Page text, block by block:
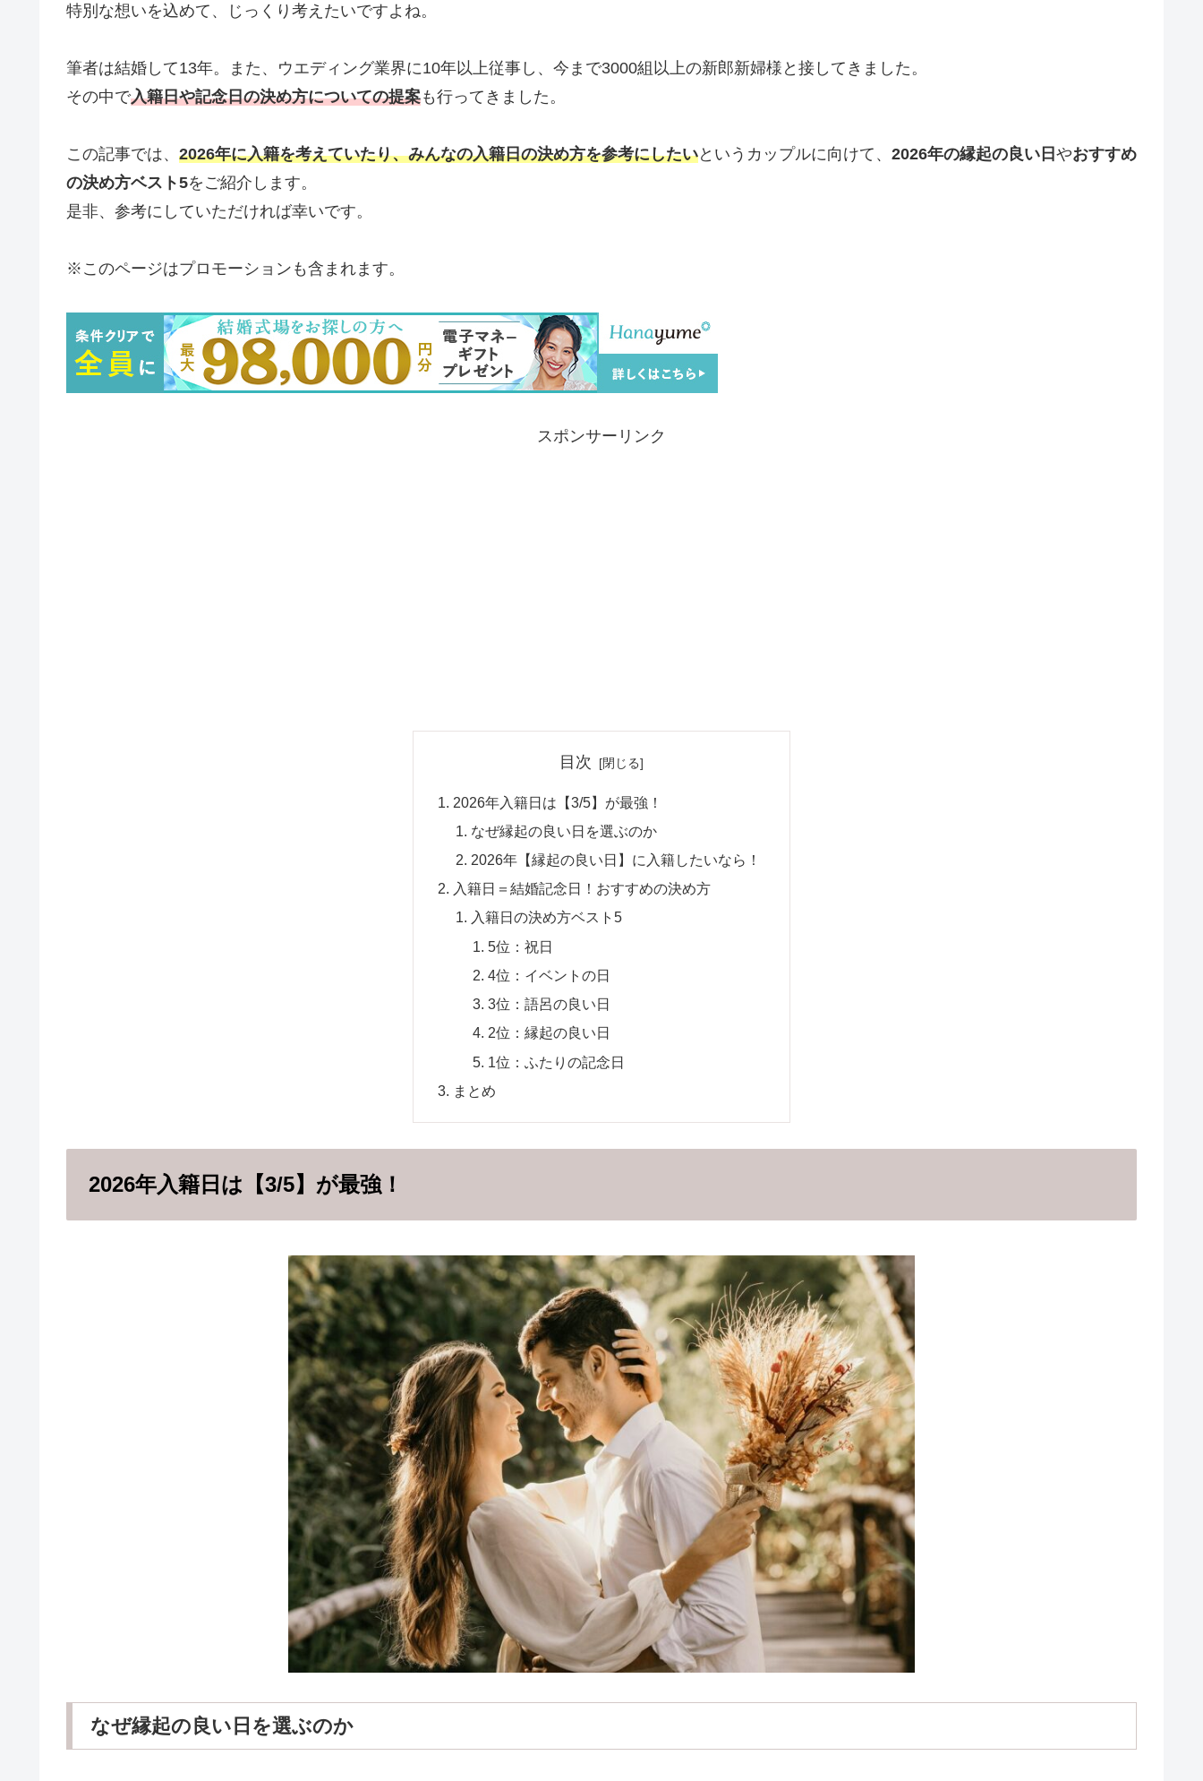
特別な想いを込めて、じっくり考えたいですよね。
筆者は結婚して13年。また、ウエディング業界に10年以上従事し、今まで3000組以上の新郎新婦様と接してきました。
その中で入籍日や記念日の決め方についての提案も行ってきました。
この記事では、 2026年に入籍を考えていたり、みんなの入籍日の決め方を参考にしたいというカップルに向けて、 2026年の縁起の良い日 やおすすめ
の決め方ベスト5をご紹介します。
是非、参考にしていただければ幸いです。
※このページはプロモーションも含まれます。
スポンサーリンク
目次
2026年入籍日は【3/5】が最強！
なぜ縁起の良い日を選ぶのか
2026年【縁起の良い日】に入籍したいなら！
入籍日＝結婚記念日！おすすめの決め方
入籍日の決め方ベスト5
5位：祝日
4位：イベントの日
3位：語呂の良い日
2位：縁起の良い日
1位：ふたりの記念日
まとめ
2026年入籍日は【3/5】が最強！
なぜ縁起の良い日を選ぶのか